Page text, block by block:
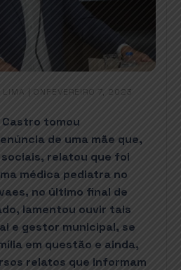
LIMA ON FEVEREIRO 7, 2023
tomou
de uma mãe que,
relatou que foi
médica pediatra no
no último final de
lamentou ouvir tais
e gestor municipal, se
em questão e ainda,
relatos que informam